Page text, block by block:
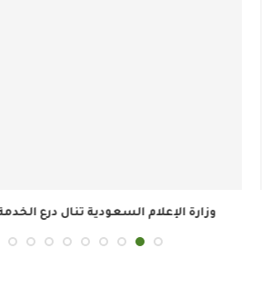
وزارة الإعلام السعودية تنال درع